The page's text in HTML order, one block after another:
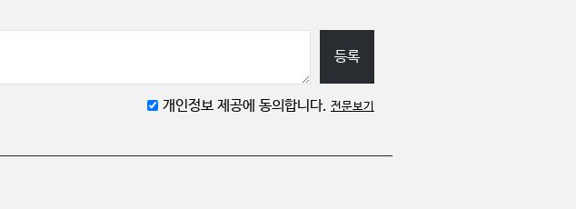
등록
개인정보 제공에 동의합니다. 전문보기